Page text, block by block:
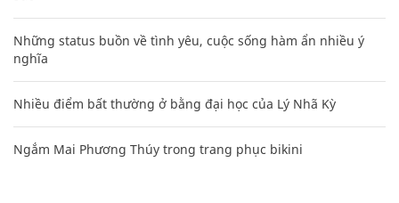
Những status buồn về tình yêu, cuộc sống hàm ẩn nhiều ý
nghĩa
Nhiều điểm bất thường ở bằng đại học của Lý Nhã Kỳ
Ngắm Mai Phương Thúy trong trang phục bikini